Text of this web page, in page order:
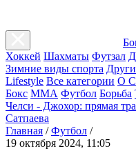
Хоккей Шахматы Футзал
Зимние виды спорта
Lifestyle Все категории О
Бокс ММА Футбол Борьба
Челси - Джохор: прямая
Сатпаева
Главная / Футбол /
19 октября 2024, 11:05